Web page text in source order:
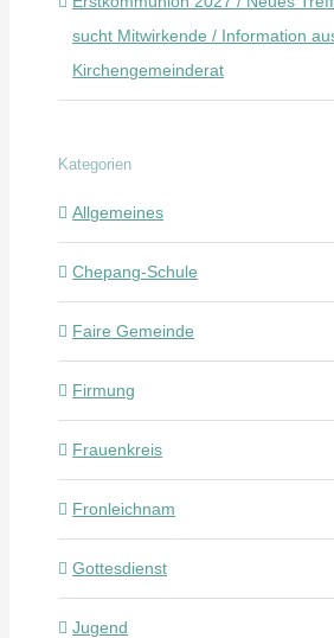
sucht Mitwirkende / Information
Kirchengemeinderat
Kategorien
Allgemeines
Chepang-Schule
Faire Gemeinde
Firmung
Frauenkreis
Fronleichnam
Gottesdienst
Jugend